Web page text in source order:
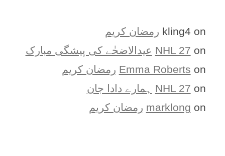
kling4 on
رمضان کریم
NHL 27 on
عیدالاضحٰے کی پیشگی مبارک
Emma Roberts on
رمضان کریم
NHL 27 on
ہمارے دادا جان
marklong on رمضان کریم